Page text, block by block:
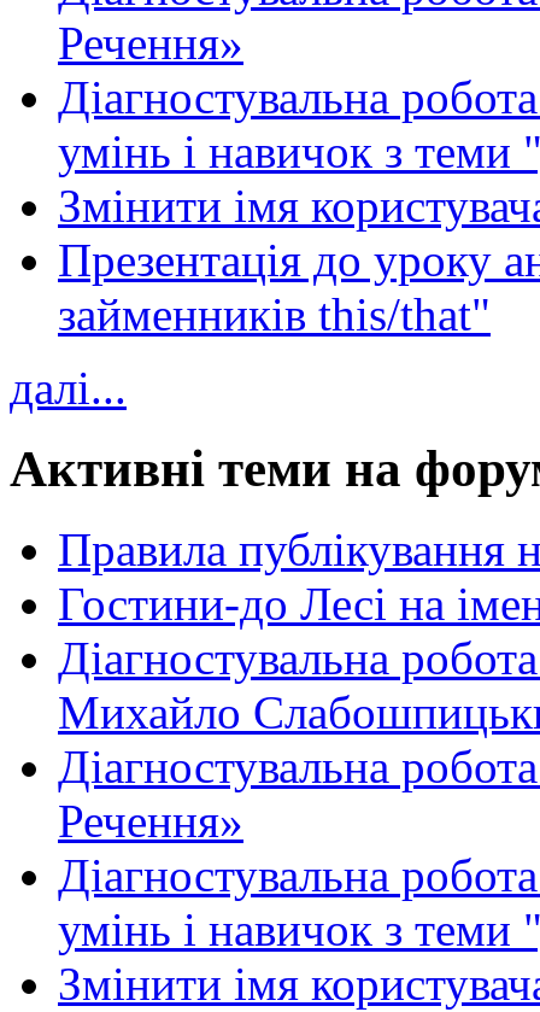
Речення»
Діагностувальна
умінь і навичок з теми
Змінити імя
Презентація до уроку
займенників this/that"
далі...
Активні теми на
Правила публікування
Гостини-до Лесі на
Діагностувальна
Михайло
Діагностувальна
Речення»
Діагностувальна
умінь і навичок з теми
Змінити імя